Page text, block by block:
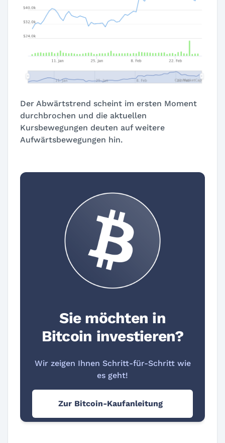
Der Abwärtstrend scheint im ersten Moment
durchbrochen und die aktuellen
Kursbewegungen deuten auf weitere
Aufwärtsbewegungen hin.
Sie möchten in
Bitcoin investieren?
Wir zeigen Ihnen Schritt-für-Schritt wie
es geht!
Zur Bitcoin-Kaufanleitung